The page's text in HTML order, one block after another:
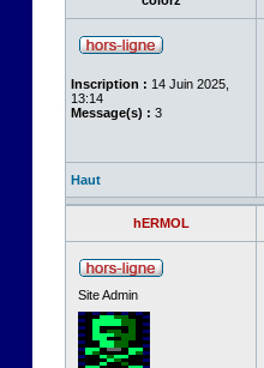
Inscription : 14 Juin 2025,
13:14
Message(s) : 3
Haut
hERMOL
Site Admin